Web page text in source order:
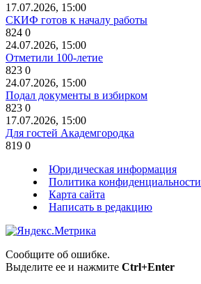
17.07.2026, 15:00
СКИФ готов к началу работы
824 0
24.07.2026, 15:00
Отметили 100-летие
823 0
24.07.2026, 15:00
Подал документы в избирком
823 0
17.07.2026, 15:00
Для гостей Академгородка
819 0
Юридическая информация
Политика конфиденциальности
Карта сайта
Написать в редакцию
Сообщите об ошибке.
Выделите ее и нажмите Ctrl+Enter